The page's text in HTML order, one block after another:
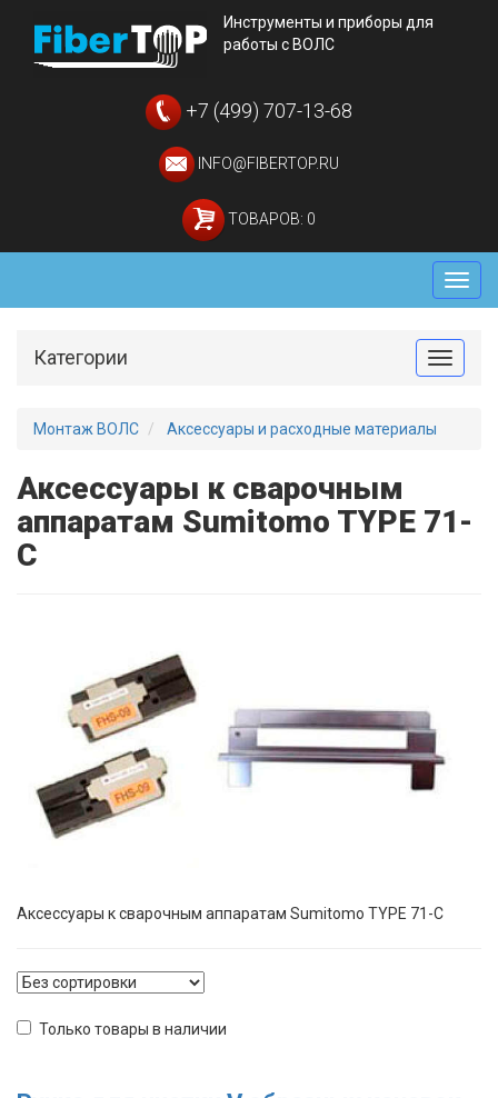
Инструменты и приборы для
работы с ВОЛС
+7 (499) 707-13-68
INFO@FIBERTOP.RU
ТОВАРОВ: 0
Меню
Toggle
Категории
Монтаж ВОЛС Аксессуары и расходные материалы
Аксессуары к сварочным
аппаратам Sumitomo TYPE 71-
C
Аксессуары к сварочным аппаратам Sumitomo TYPE 71-C
Только товары в наличии